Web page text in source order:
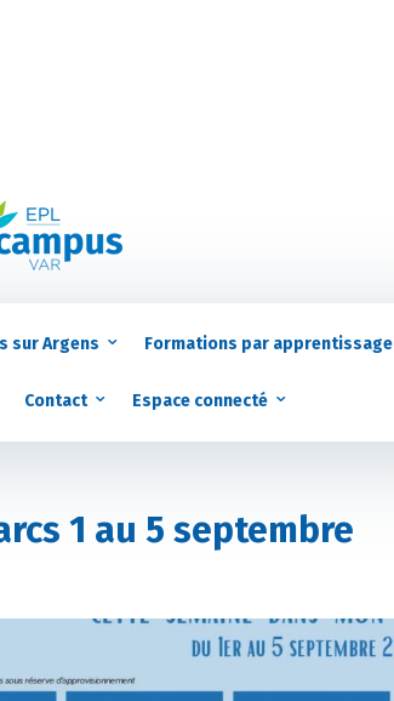
sur Argens Formations par apprentissage
Contact Espace connecté
1 au 5 septembre